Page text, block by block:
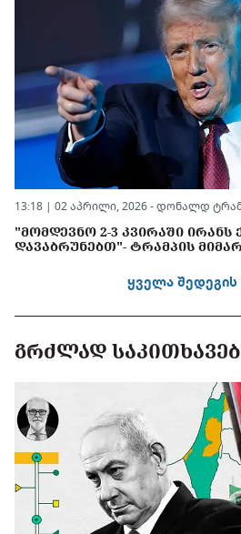
13:18 | 02 აპრილი, 2026 - დონალდ
"ᲛᲝᲛᲓᲔᲕᲜᲝ 2-3 ᲙᲕᲘᲠᲐᲨᲘ ᲘᲠᲐᲜᲡ
ᲓᲐᲕᲐᲑᲠᲣᲜᲔᲑᲗ"- ᲢᲠᲐᲛᲞᲘᲡ
ყველა შედეგის
ᲒᲠᲫᲚᲐᲓ